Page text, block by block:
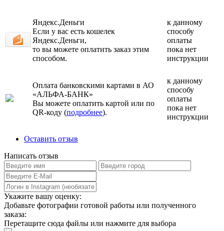
Яндекс.Деньги
Если у вас есть кошелек
Яндекс.Деньги,
то вы можете оплатить заказ этим
способом.
к данному
способу
оплаты
пока нет
инструкции
Оплата банковскими картами в АО
«АЛЬФА-БАНК»
Вы можете оплатить картой или по
QR-коду (подробнее).
к данному
способу
оплаты
пока нет
инструкции
Оставить отзыв
Написать отзыв
Укажите вашу оценку:
Добавьте фотографии готовой работы или полученного
заказа:
Перетащите сюда файлы или нажмите для выбора